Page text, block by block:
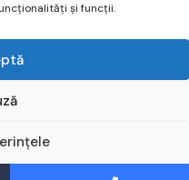
și funcții.